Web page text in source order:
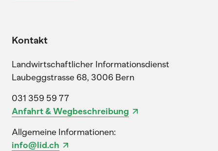
Kontakt
Landwirtschaftlicher Informationsdienst
Laubeggstrasse 68, 3006 Bern
031 359 59 77
Anfahrt & Wegbeschreibung
Allgemeine Informationen:
info@lid.ch